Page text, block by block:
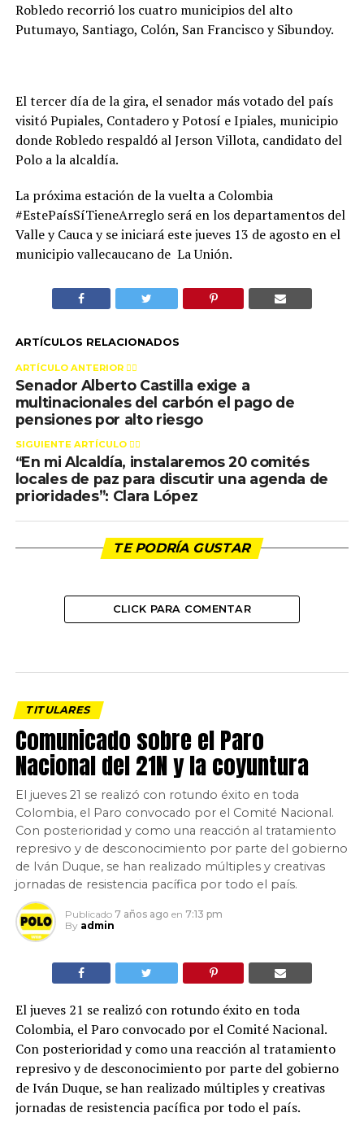
Robledo recorrió los cuatro municipios del alto
Putumayo, Santiago, Colón, San Francisco y Sibundoy.
El tercer día de la gira, el senador más votado del país
visitó Pupiales, Contadero y Potosí e Ipiales, municipio
donde Robledo respaldó al Jerson Villota, candidato del
Polo a la alcaldía.
La próxima estación de la vuelta a Colombia
#EstePaísSíTieneArreglo será en los departamentos del
Valle y Cauca y se iniciará este jueves 13 de agosto en el
municipio vallecaucano de La Unión.
ARTÍCULOS RELACIONADOS
ARTÍCULO ANTERIOR 👉🏻
Senador Alberto Castilla exige a
multinacionales del carbón el pago de
pensiones por alto riesgo
SIGUIENTE ARTÍCULO 👈🏻
“En mi Alcaldía, instalaremos 20 comités
locales de paz para discutir una agenda de
prioridades”: Clara López
TE PODRÍA GUSTAR
CLICK PARA COMENTAR
TITULARES
Comunicado sobre el Paro
Nacional del 21N y la coyuntura
El jueves 21 se realizó con rotundo éxito en toda
Colombia, el Paro convocado por el Comité Nacional.
Con posterioridad y como una reacción al tratamiento
represivo y de desconocimiento por parte del gobierno
de Iván Duque, se han realizado múltiples y creativas
jornadas de resistencia pacífica por todo el país.
Publicado 7 años ago en 7:13 pm
By admin
El jueves 21 se realizó con rotundo éxito en toda
Colombia, el Paro convocado por el Comité Nacional.
Con posterioridad y como una reacción al tratamiento
represivo y de desconocimiento por parte del gobierno
de Iván Duque, se han realizado múltiples y creativas
jornadas de resistencia pacífica por todo el país.